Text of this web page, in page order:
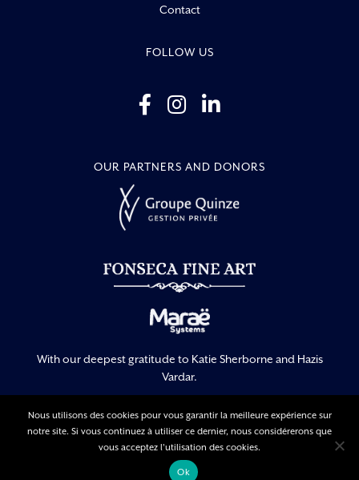
Contact
FOLLOW US
OUR PARTNERS AND DONORS
With our deepest gratitude to Katie Sherborne and Hazis
Vardar.
Legal Information
Privacy Policy
Nous utilisons des cookies pour vous garantir la meilleure expérience sur
notre site. Si vous continuez à utiliser ce dernier, nous considérerons que
vous acceptez l'utilisation des cookies.
Ok